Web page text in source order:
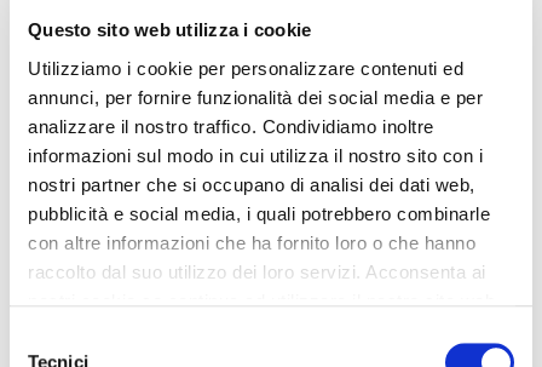
Questo sito web utilizza i cookie
Utilizziamo i cookie per personalizzare contenuti ed
annunci, per fornire funzionalità dei social media e per
analizzare il nostro traffico. Condividiamo inoltre
informazioni sul modo in cui utilizza il nostro sito con i
nostri partner che si occupano di analisi dei dati web,
pubblicità e social media, i quali potrebbero combinarle
con altre informazioni che ha fornito loro o che hanno
raccolto dal suo utilizzo dei loro servizi. Acconsenta ai
Tecnici
Controllo Accessi
I nostri sistemi per il controllo degli accessi sono
multifunzionali ed integrabili con sistemi aziendali
già esistenti. Utilizziamo diverse tecnologie: dalla
banda magnetica, all'RFID fino all'utilizzo degli
Smartphone con controllo della geolocalizzazione